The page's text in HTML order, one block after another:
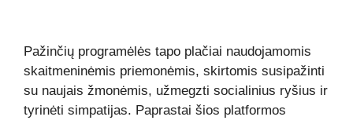
Pažinčių programėlės tapo plačiai naudojamomis
skaitmeninėmis priemonėmis, skirtomis susipažinti
su naujais žmonėmis, užmegzti socialinius ryšius ir
tyrinėti simpatijas. Paprastai šios platformos